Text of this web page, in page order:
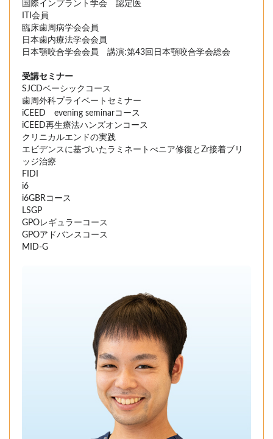
国際インプラント学会 認定医
ITI会員
臨床歯周病学会会員
日本歯内療法学会会員
日本顎咬合学会会員 講演:第43回日本顎咬合学会総会
受講セミナー
SJCDベーシックコース
歯周外科プライベートセミナー
iCEED evening seminarコース
iCEED再生療法ハンズオンコース
クリニカルエンドの実践
エビデンスに基づいたラミネートべニア修復とZr接着ブリ
ッジ治療
FIDI
i6
i6GBRコース
LSGP
GPOレギュラーコース
GPOアドバンスコース
MID-G